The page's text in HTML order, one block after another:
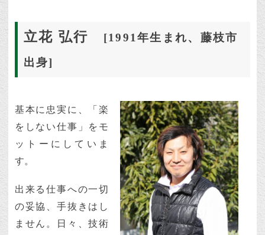
立花 弘行
[1991年生まれ、藤枝市
出身]
基本に忠実に、「楽
をしない仕事」をモ
ットーにしていま
す。
出来る仕事への一切
の妥協、手抜きはし
ません。日々、技術